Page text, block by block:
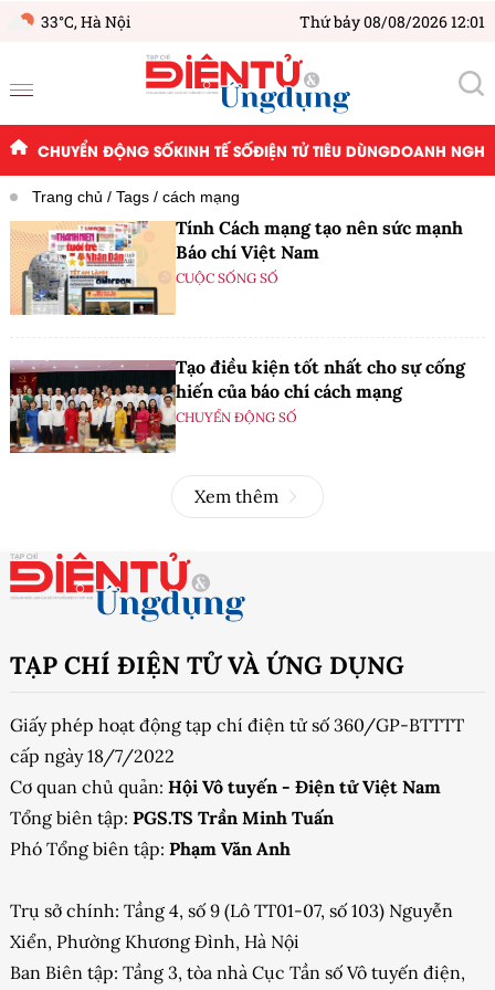
33°C,Hà Nội Thứ bảy 08/08/2026 12:01
CHUYỂN ĐỘNG SỐKINH TẾ SỐĐIỆN TỬ TIÊU DÙNGDOANH
Trang chủ Tags cách mạng
Tính Cách mạng tạo nên sức mạnh
Báo chí Việt Nam
CUỘC SỐNG SỐ
Tạo điều kiện tốt nhất cho sự cống
hiến của báo chí cách mạng
CHUYỂN ĐỘNG SỐ
Xem thêm
TẠP CHÍ ĐIỆN TỬ VÀ ỨNG DỤNG
Giấy phép hoạt động tạp chí điện tử số 360/GP-BTTTT
cấp ngày 18/7/2022
Cơ quan chủ quản: Hội Vô tuyến - Điện tử Việt Nam
Tổng biên tập: PGS.TS Trần Minh Tuấn
Phó Tổng biên tập: Phạm Văn Anh
Trụ sở chính: Tầng 4, số 9 (Lô TT01-07, số 103) Nguyễn
Xiển, Phường Khương Đình, Hà Nội
Ban Biên tập: Tầng 3, tòa nhà Cục Tần số Vô tuyến điện,